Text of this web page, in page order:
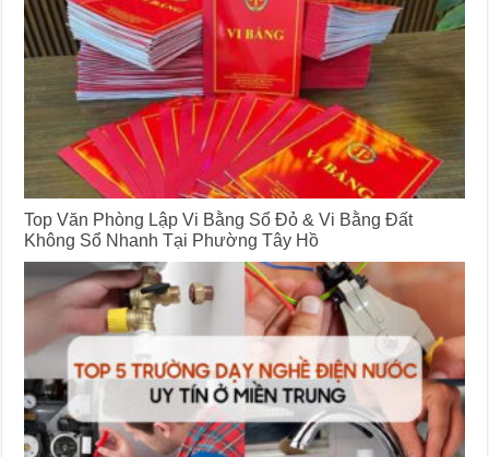
Top Văn Phòng Lập Vi Bằng Sổ Đỏ & Vi Bằng Đất
Không Sổ Nhanh Tại Phường Tây Hồ